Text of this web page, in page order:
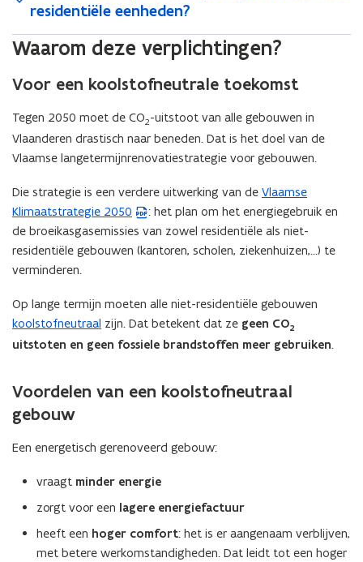
residentiële eenheden?
Waarom deze verplichtingen?
Voor een koolstofneutrale toekomst
Tegen 2050 moet de CO2-uitstoot van alle gebouwen in
Vlaanderen drastisch naar beneden. Dat is het doel van de
Vlaamse langetermijnrenovatiestrategie voor gebouwen.
Die strategie is een verdere uitwerking van de Vlaamse
Klimaatstrategie 2050
(
P
D
F
s
t
a
d
: het plan om het energiegebruik en
de broeikasgasemissies van zowel residentiële als niet-
residentiële gebouwen (kantoren, scholen, ziekenhuizen,...) te
verminderen.
Op lange termijn moeten alle niet-residentiële gebouwen
koolstofneutraal zijn. Dat betekent dat ze geen CO2
uitstoten en geen fossiele brandstoffen meer gebruiken.
Voordelen van een koolstofneutraal
gebouw
Een energetisch gerenoveerd gebouw:
vraagt minder energie
zorgt voor een lagere energiefactuur
heeft een hoger comfort: het is er aangenaam verblijven,
met betere werkomstandigheden. Dat leidt tot een hoger